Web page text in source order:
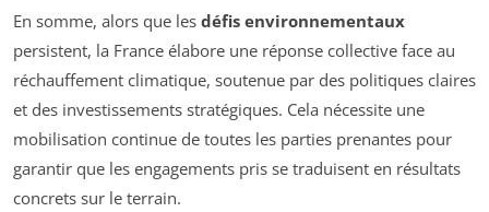
En somme, alors que les défis environnementaux
persistent, la France élabore une réponse collective face au
réchauffement climatique, soutenue par des politiques claires
et des investissements stratégiques. Cela nécessite une
mobilisation continue de toutes les parties prenantes pour
garantir que les engagements pris se traduisent en résultats
concrets sur le terrain.